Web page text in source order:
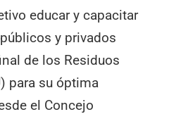
educar y capacitar
y privados
de los Residuos
para su óptima
el Concejo